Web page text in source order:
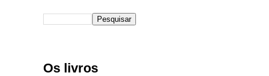
Os livros